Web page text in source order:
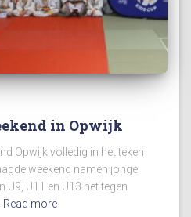
in Opwijk
Opwijk volledig in het teken
weekend namen jonge
U9, U11 en U13 het tegen
Read more